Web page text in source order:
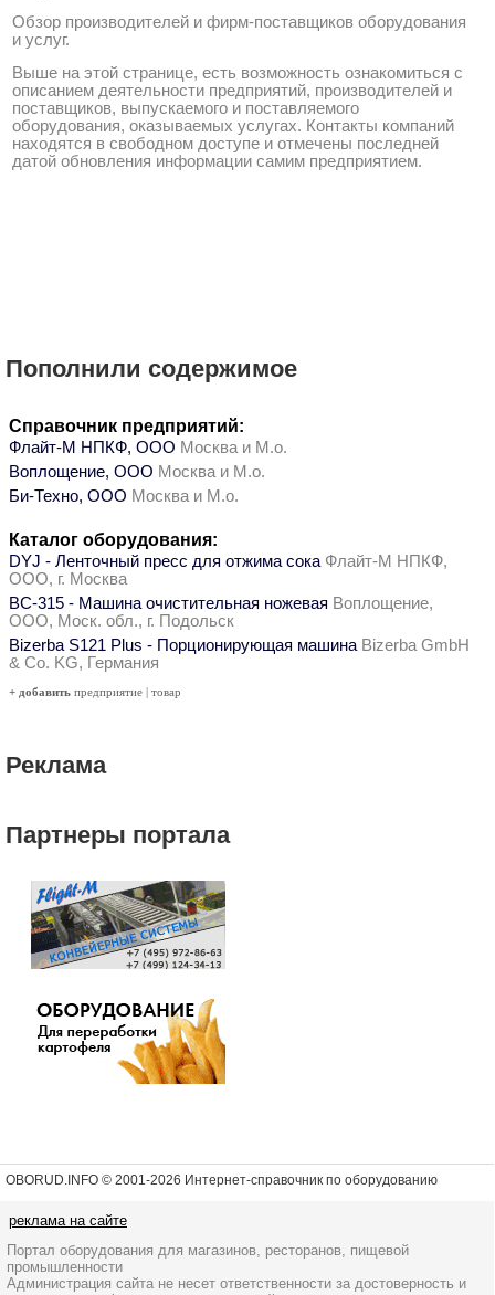
Обзор производителей и фирм-поставщиков оборудования
и услуг.
Выше на этой странице, есть возможность ознакомиться с
описанием деятельности предприятий, производителей и
поставщиков, выпускаемого и поставляемого
оборудования, оказываемых услугах. Контакты компаний
находятся в свободном доступе и отмечены последней
датой обновления информации самим предприятием.
Пополнили содержимое
Справочник предприятий:
Флайт-М НПКФ, ООО Москва и М.о.
Воплощение, ООО Москва и М.о.
Би-Техно, ООО Москва и М.о.
Каталог оборудования:
DYJ - Ленточный пресс для отжима сока Флайт-М НПКФ,
ООО, г. Москва
ВС-315 - Машина очистительная ножевая Воплощение,
ООО, Моск. обл., г. Подольск
Bizerba S121 Plus - Порционирующая машина Bizerba GmbH
& Co. KG, Германия
+ добавить предприятие | товар
Реклама
Партнеры портала
OBORUD.INFO © 2001-2026 Интернет-справочник по оборудованию
реклама на сайте
Портал оборудования для магазинов, ресторанов, пищевой
промышленности
Администрация сайта не несет ответственности за достоверность и